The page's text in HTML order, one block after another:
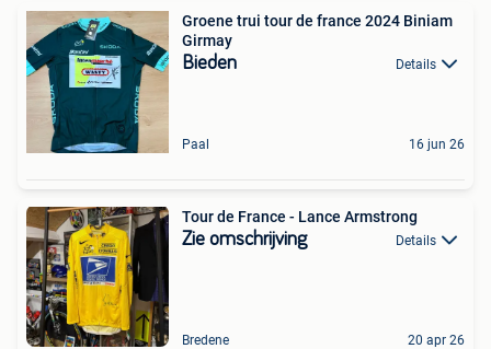
Groene trui tour de france 2024 Biniam
Girmay
Bieden Details
Paal 16 jun 26
Tour de France - Lance Armstrong
Zie omschrijving Details
Bredene 20 apr 26